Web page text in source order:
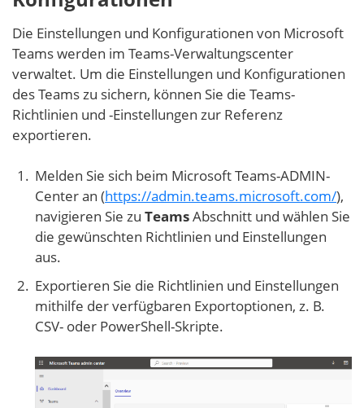
Die Einstellungen und Konfigurationen von Microsoft
Teams werden im Teams-Verwaltungscenter
verwaltet. Um die Einstellungen und Konfigurationen
des Teams zu sichern, können Sie die Teams-
Richtlinien und -Einstellungen zur Referenz
exportieren.
Melden Sie sich beim Microsoft Teams-ADMIN-
Center an (https://admin.teams.microsoft.com/),
navigieren Sie zu TeamsAbschnitt und wählen Sie
die gewünschten Richtlinien und Einstellungen
aus.
Exportieren Sie die Richtlinien und Einstellungen
mithilfe der verfügbaren Exportoptionen, z. B.
CSV- oder PowerShell-Skripte.